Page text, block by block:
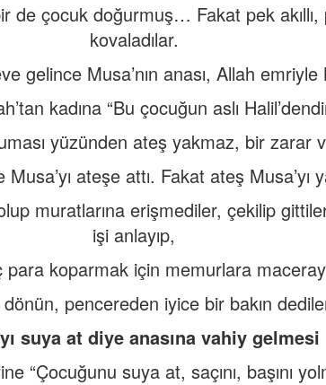
de çocuk doğurmuş… Fakat pek akıllı,
kovaladılar.
gelince Musa’nın anası, Allah emriyle
kadına “Bu çocuğun aslı
yüzünden ateş yakmaz, bir zarar
ateşe attı. Fakat ateş Musa’yı
muratlarına erişmediler, çekilip
işi anlayıp,
koparmak için memurlara
pencereden iyice bir bakın
suya at diye anasına vahiy gelmesi
“Çocuğunu suya at, saçını, başını